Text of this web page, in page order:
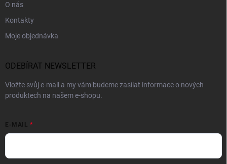
O nás
Kontakty
Moje objednávka
ODEBÍRAT NEWSLETTER
Vložte svůj e-mail a my vám budeme zasílat informace o nových
produktech na našem e-shopu.
E-MAIL